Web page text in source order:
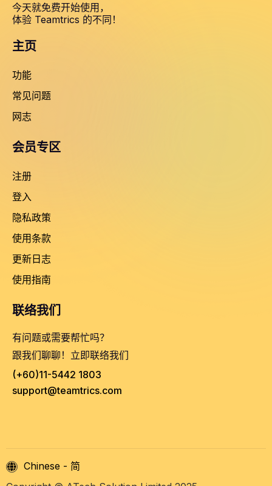
今天就免费开始使用，
体验 Teamtrics 的不同！
主页
功能
常见问题
网志
会员专区
注册
登入
隐私政策
使用条款
更新日志
使用指南
联络我们
有问题或需要帮忙吗？
跟我们聊聊！立即联络我们
(+60)11-5442 1803
support@teamtrics.com
Chinese - 简